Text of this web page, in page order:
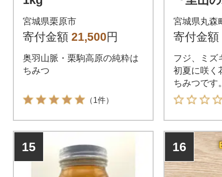
宮城県栗原市
寄付金額 21,500円
奥羽山脈・栗駒高原の純粋は
ちみつ
（1件）
宮城県丸森
寄付金額
フジ、ミズ
初夏に咲く
ちみつです
15 16